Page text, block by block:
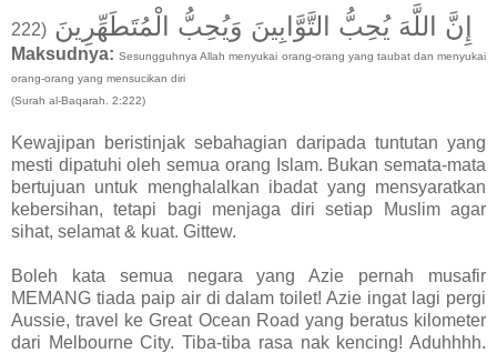
إِنَّ اللَّهَ يُحِبُّ التَّوَّابِينَ وَيُحِبُّ الْمُتَطَهِّرِينَ (222
Maksudnya: Sesungguhnya Allah menyukai orang-orang yang taubat dan menyukai
orang-orang yang mensucikan diri
(Surah al-Baqarah. 2:222)
Kewajipan beristinjak sebahagian daripada tuntutan yang
mesti dipatuhi oleh semua orang Islam. Bukan semata-mata
bertujuan untuk menghalalkan ibadat yang mensyaratkan
kebersihan, tetapi bagi menjaga diri setiap Muslim agar
sihat, selamat & kuat. Gittew.
Boleh kata semua negara yang Azie pernah musafir
MEMANG tiada paip air di dalam toilet! Azie ingat lagi pergi
Aussie, travel ke Great Ocean Road yang beratus kilometer
dari Melbourne City. Tiba-tiba rasa nak kencing! Aduhhhh.